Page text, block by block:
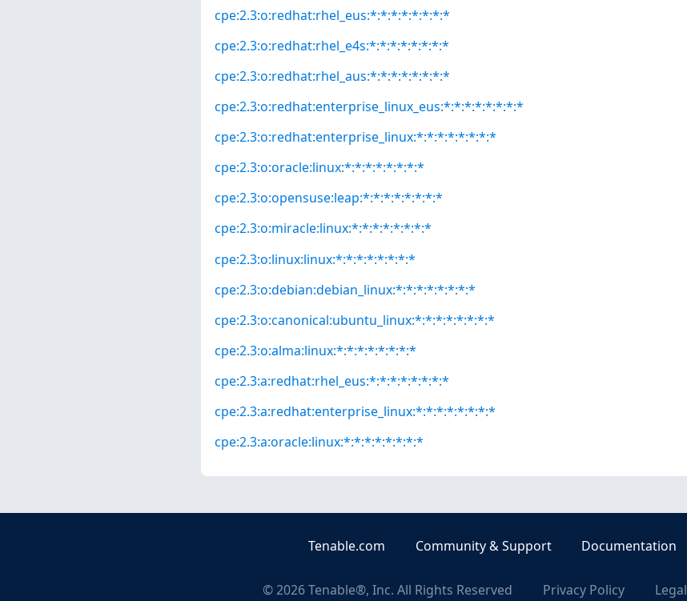
cpe:2.3:o:redhat:rhel_eus:*:*:*:*:*:*:*:*
cpe:2.3:o:redhat:rhel_e4s:*:*:*:*:*:*:*:*
cpe:2.3:o:redhat:rhel_aus:*:*:*:*:*:*:*:*
cpe:2.3:o:redhat:enterprise_linux_eus:*:*:*:*:*:*:*:*
cpe:2.3:o:redhat:enterprise_linux:*:*:*:*:*:*:*:*
cpe:2.3:o:oracle:linux:*:*:*:*:*:*:*:*
cpe:2.3:o:opensuse:leap:*:*:*:*:*:*:*:*
cpe:2.3:o:miracle:linux:*:*:*:*:*:*:*:*
cpe:2.3:o:linux:linux:*:*:*:*:*:*:*:*
cpe:2.3:o:debian:debian_linux:*:*:*:*:*:*:*:*
cpe:2.3:o:canonical:ubuntu_linux:*:*:*:*:*:*:*:*
cpe:2.3:o:alma:linux:*:*:*:*:*:*:*:*
cpe:2.3:a:redhat:rhel_eus:*:*:*:*:*:*:*:*
cpe:2.3:a:redhat:enterprise_linux:*:*:*:*:*:*:*:*
cpe:2.3:a:oracle:linux:*:*:*:*:*:*:*:*
Tenable.com Community & Support Documentation
©2026Tenable®, Inc. All Rights Reserved Privacy Policy Legal